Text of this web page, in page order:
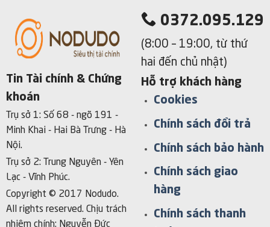
Tin Tài chính & Chứng
khoán
Trụ sở 1: Số 68 - ngõ 191 -
Minh Khai - Hai Bà Trưng - Hà
Nội.
Trụ sở 2: Trung Nguyên - Yên
Lạc - Vĩnh Phúc.
Copyright © 2017 Nodudo.
All rights reserved. Chịu trách
nhiệm chính: Nguyễn Đức
0372.095.129
(8:00 – 19:00, từ thứ
hai đến chủ nhật)
Hỗ trợ khách hàng
Cookies
Chính sách đổi trả
Chính sách bảo hành
Chính sách giao
hàng
Chính sách thanh